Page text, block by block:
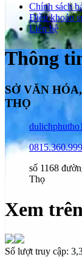
Chính sách
Điều khoản
Liên hệ
Thông
SỞ VĂN
THỌ
0815.360.999
số 1168
Thọ
Xem
Số lượt truy cập: